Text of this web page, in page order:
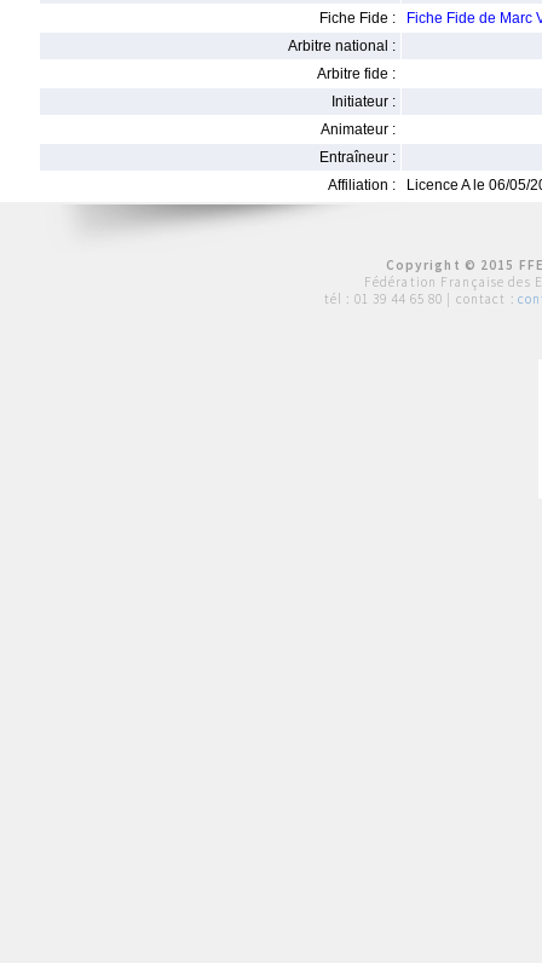
Fiche Fide :
Fiche Fide de Marc
Arbitre national :
Arbitre fide :
Initiateur :
Animateur :
Entraîneur :
Affiliation :
Licence A le 06/05/
Copyright © 2015
Fédération Française des
tél : 01 39 44 65 80 | contact :